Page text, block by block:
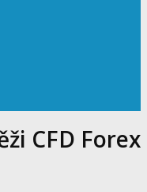
CFD Forex